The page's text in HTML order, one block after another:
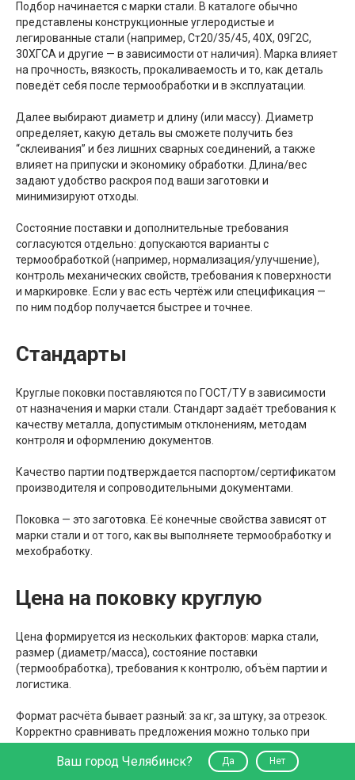
Подбор начинается с марки стали. В каталоге обычно
представлены конструкционные углеродистые и
легированные стали (например, Ст20/35/45, 40Х, 09Г2С,
30ХГСА и другие — в зависимости от наличия). Марка влияет
на прочность, вязкость, прокаливаемость и то, как деталь
поведёт себя после термообработки и в эксплуатации.
Далее выбирают диаметр и длину (или массу). Диаметр
определяет, какую деталь вы сможете получить без
“склеивания” и без лишних сварных соединений, а также
влияет на припуски и экономику обработки. Длина/вес
задают удобство раскроя под ваши заготовки и
минимизируют отходы.
Состояние поставки и дополнительные требования
согласуются отдельно: допускаются варианты с
термообработкой (например, нормализация/улучшение),
контроль механических свойств, требования к поверхности
и маркировке. Если у вас есть чертёж или спецификация —
по ним подбор получается быстрее и точнее.
Стандарты
Круглые поковки поставляются по ГОСТ/ТУ в зависимости
от назначения и марки стали. Стандарт задаёт требования к
качеству металла, допустимым отклонениям, методам
контроля и оформлению документов.
Качество партии подтверждается паспортом/сертификатом
производителя и сопроводительными документами.
Поковка — это заготовка. Её конечные свойства зависят от
марки стали и от того, как вы выполняете термообработку и
мехобработку.
Цена на поковку круглую
Цена формируется из нескольких факторов: марка стали,
размер (диаметр/масса), состояние поставки
(термообработка), требования к контролю, объём партии и
логистика.
Формат расчёта бывает разный: за кг, за штуку, за отрезок.
Корректно сравнивать предложения можно только при
одинаковой марке, одинаковом диаметре и одинаковых
требованиях к поставке (термообработка, контроль).
Ваш город Челябинск? Да Нет